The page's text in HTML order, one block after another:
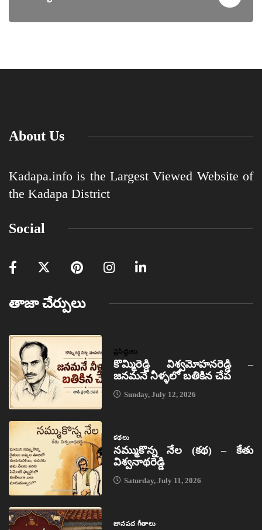
About Us
Kadapa.info is the Largest Viewed Website of
the Kadapa District
Social
తాజా చేర్పులు
ప్రసిద్ధులు
కొమ్మిరెడ్డి విశ్వమోహనరెడ్డి –
జనమనే నీళ్ళలో బతికిన చేప
Sunday, July 12, 2026
కథలు
నమ్ముకొన్న నేల (కథ) – కేతు
విశ్వనాథరెడ్డి
Saturday, July 11, 2026
జానపద గీతాలు